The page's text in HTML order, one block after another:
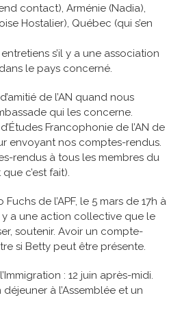
contact), Arménie (Nadia),
Hostalier), Québec (qui s’en
s’il y a une association
le pays concerné.
de l’AN quand nous
qui les concerne.
Francophonie de l’AN de
envoyant nos comptes-rendus.
rendus à tous les membres du
c’est fait).
de l’APF, le 5 mars de 17h à
y a une action collective que le
soutenir. Avoir un compte-
si Betty peut être présente.
: 12 juin après-midi.
à l’Assemblée et un